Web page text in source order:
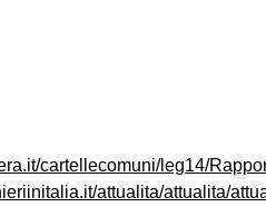
cartellecomuni/leg14/
attualita/attualita/